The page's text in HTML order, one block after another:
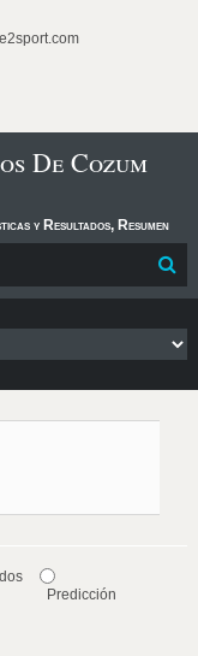
De Cozum
y Resultados, Resumen
Predicción